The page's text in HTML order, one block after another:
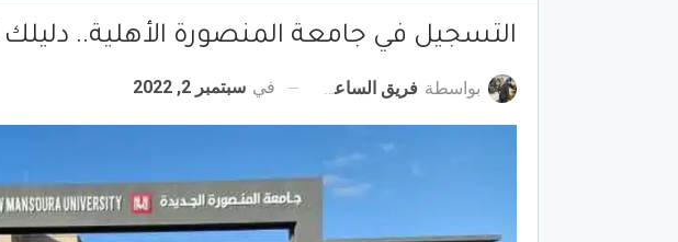
التسجيل في جامعة المنصورة الأهلية..
بواسطة فريق الساعة برس في سبتمبر 2, 2022